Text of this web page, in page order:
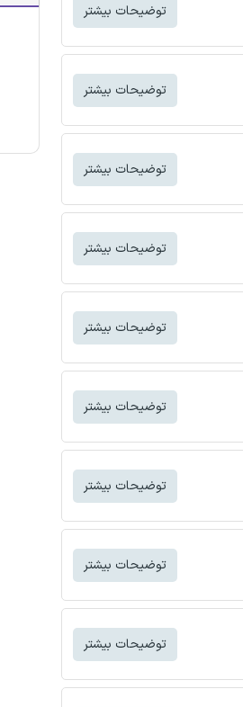
توضیحات بیشتر
توضیحات بیشتر
توضیحات بیشتر
توضیحات بیشتر
توضیحات بیشتر
توضیحات بیشتر
توضیحات بیشتر
توضیحات بیشتر
توضیحات بیشتر